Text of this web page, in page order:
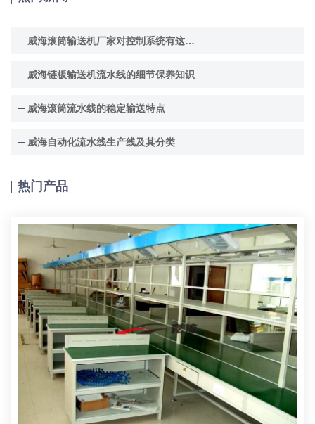
威海滚筒输送机厂家对控制系统有这些要求
威海链板输送机流水线的细节保养知识
威海滚筒流水线的稳定输送特点
威海自动化流水线生产线及其分类
热门产品